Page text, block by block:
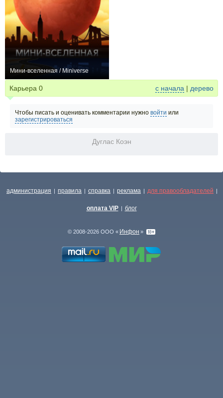
Мини-вселенная / Miniverse
Карьера 0 с начала | дерево
Чтобы писать и оценивать комментарии нужно войти или
зарегистрироваться
Дуглас Коэн
администрация | правила | справка | реклама | для правообладателей |
оплата VIP | блог
© 2008-2026 ООО « Инфон »